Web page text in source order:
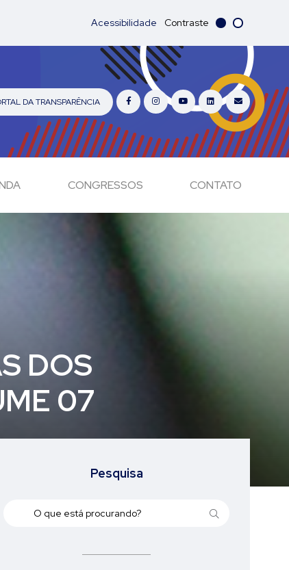
Acessibilidade Contraste
DA TRANSPARÊNCIA
CONGRESSOS CONTATO
DOS
07
Pesquisa